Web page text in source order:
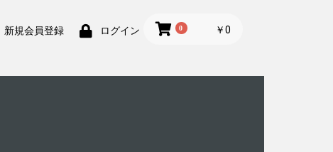
新規会員登録 ログイン 0 ￥0